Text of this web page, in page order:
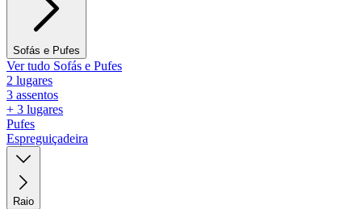
Sofás e Pufes
Ver tudo Sofás e Pufes
2 lugares
3 assentos
+ 3 lugares
Pufes
Espreguiçadeira
Raio